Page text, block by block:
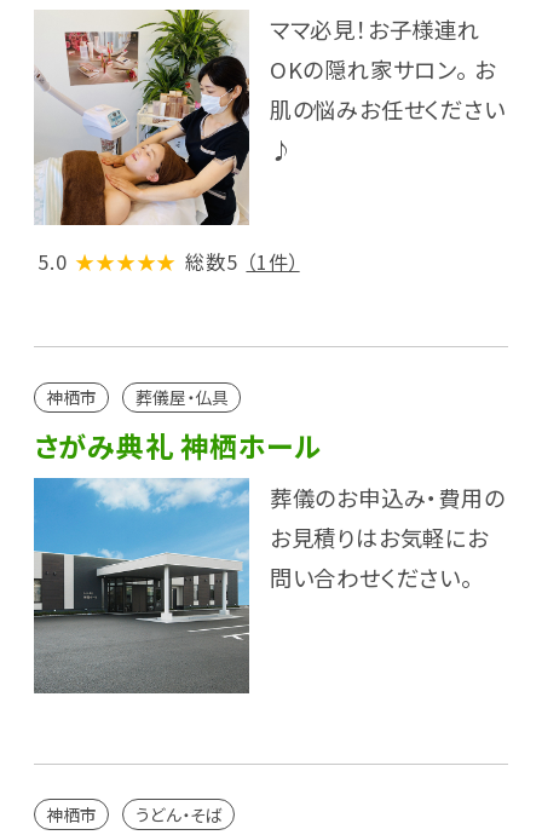
ママ必見！お子様連れ
OKの隠れ家サロン。 お
肌の悩みお任せください
♪
5.0 ★★★★★ 総数5 （1件）
神栖市 葬儀屋・仏具
さがみ典礼 神栖ホール
葬儀のお申込み・費用の
お見積りはお気軽にお
問い合わせください。
神栖市 うどん・そば